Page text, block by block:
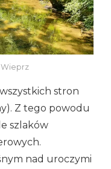
Wieprz
stron
Z tego powodu
szlaków
nad uroczymi